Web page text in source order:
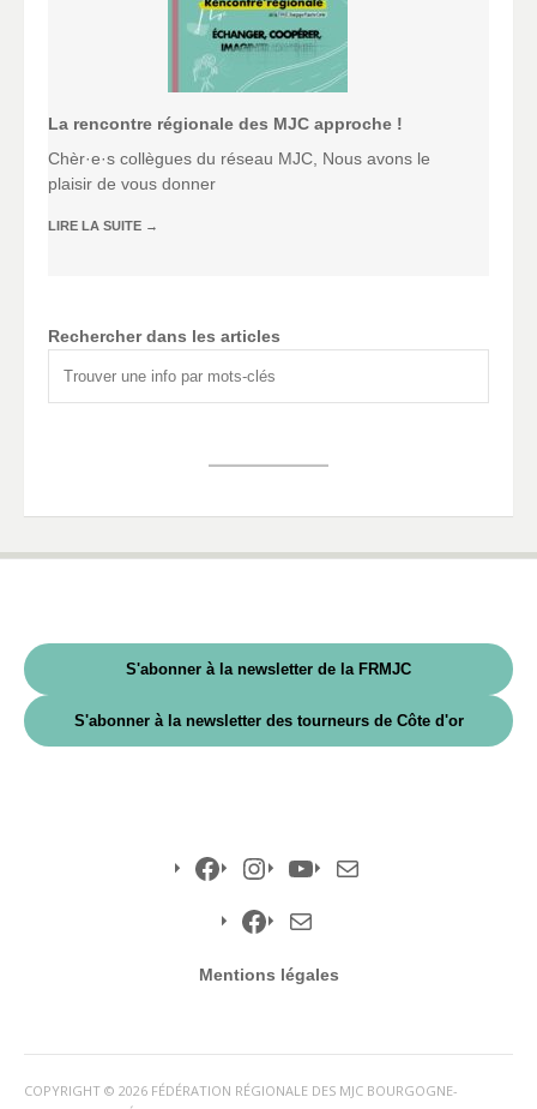
La rencontre régionale des MJC approche !
Chèr·e·s collègues du réseau MJC, Nous avons le
plaisir de vous donner
LIRE LA SUITE →
Rechercher dans les articles
S'abonner à la newsletter de la FRMJC
S'abonner à la newsletter des tourneurs de Côte d'or
Mentions légales
COPYRIGHT © 2026 FÉDÉRATION RÉGIONALE DES MJC BOURGOGNE-